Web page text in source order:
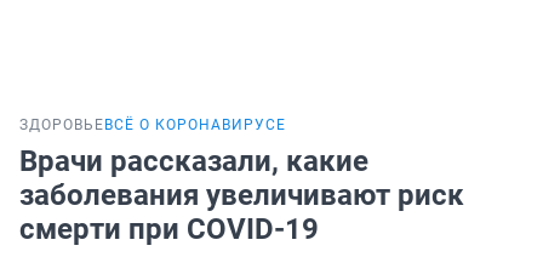
ЗДОРОВЬЕ ВСЁ О КОРОНАВИРУСЕ
Врачи рассказали, какие
заболевания увеличивают риск
смерти при COVID-19